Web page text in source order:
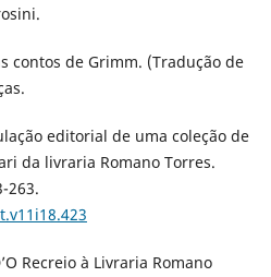
contos de Grimm. (Tradução de
editorial de uma coleção de
da livraria Romano Torres.
263.
Recreio à Livraria Romano